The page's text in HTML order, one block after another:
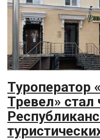
Туроператор
Тревел» стал